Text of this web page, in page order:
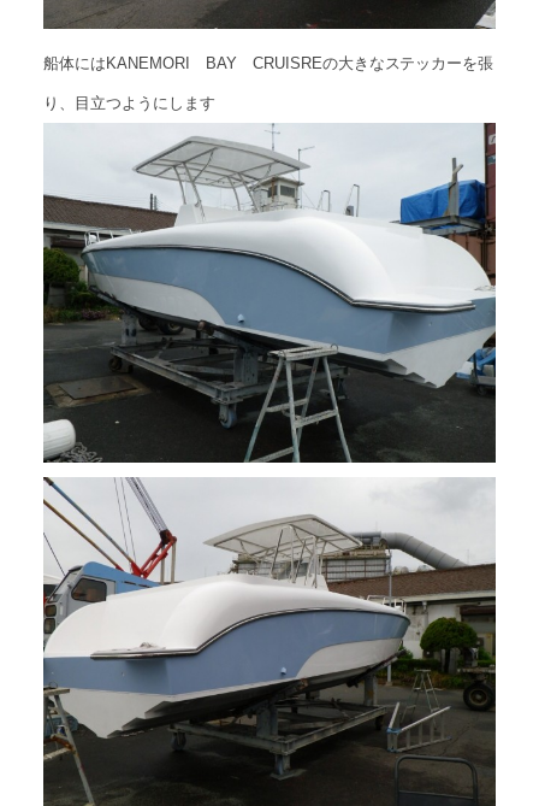
船体にはKANEMORI BAY CRUISREの大きなステッカーを張
り、目立つようにします